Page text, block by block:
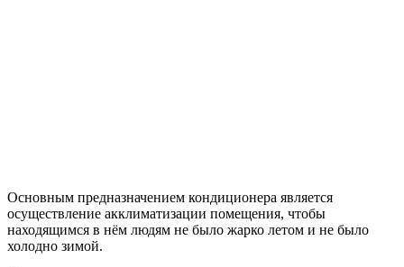
Основным предназначением кондиционера является
осуществление акклиматизации помещения, чтобы
находящимся в нём людям не было жарко летом и не было
холодно зимой.